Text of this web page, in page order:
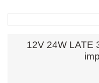
12V 24W LATE